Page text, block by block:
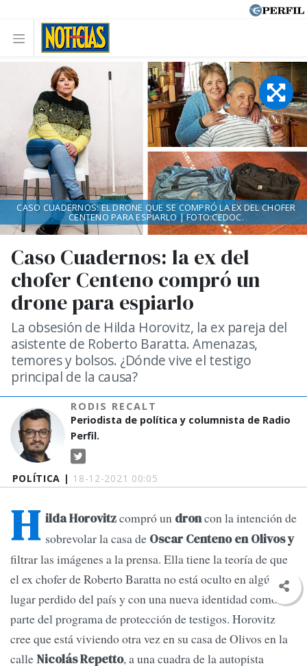
POLÍTICA | 18-12-2021 00:05
Caso Cuadernos: la ex del
chofer Centeno compró un
drone para espiarlo
La obsesión de Hilda Horovitz, la ex pareja del
asistente de Roberto Baratta. Amenazas,
temores y bolsos. ¿Dónde vive el testigo
principal de la causa?
RODIS RECALT
Periodista de política y columnista de Radio
Perfil.
CASO CUADERNOS: EL DRONE QUE SE COMPRÓ LA EX DEL CHOFER
CENTENO PARA ESPIARLO | FOTO:CEDOC.
H ilda Horovitzcompró un droncon la intención de
sobrevolar la casa de Oscar Centeno en Olivos y
filtrar las imágenes a la prensa. Ella tiene la teoría de que
el ex chofer de Roberto Baratta no está oculto en algún
lugar perdido del país y con una nueva identidad como
parte del programa de protección de testigos. Horovitz
cree que está viviendo otra vez en su casa de Olivos en la
calleNicolás Repetto, a una cuadra de la autopista